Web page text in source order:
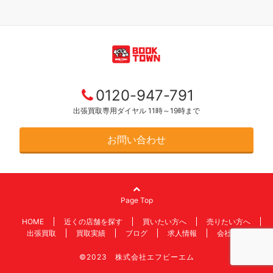
0120-947-791
出張買取専用ダイヤル 11時～19時まで
お問い合わせ
Page Top
HOME 近くの店舗を探す 買いたい方へ
売りたい方へ
出張買取
買取実績 ブログ 求人情報 会社情報
©2023 株式会社エフビーエム